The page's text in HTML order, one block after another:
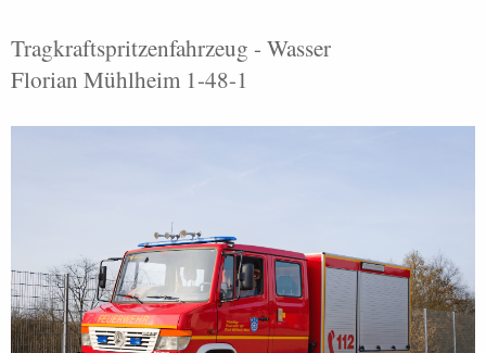
Tragkraftspritzenfahrzeug - Wasser
Florian Mühlheim 1-48-1